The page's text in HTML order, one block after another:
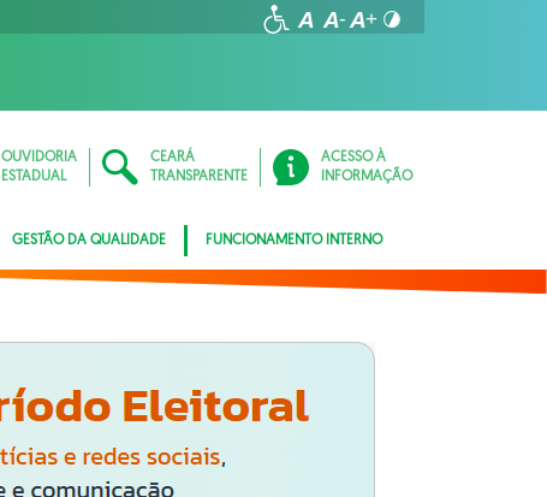
OUVIDORIA
ESTADUAL
CEARÁ
TRANSPARENTE
ACESSO À
INFORMAÇÃO
GESTÃO DA QUALIDADE FUNCIONAMENTO INTERNO